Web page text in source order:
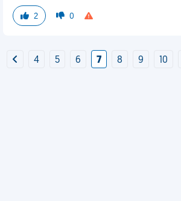
2 0
4 5 6 7 8 9 10